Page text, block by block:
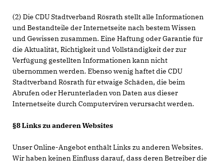
(2) Die CDU Stadtverband Rösrath stellt alle Informationen
und Bestandteile der Internetseite nach bestem Wissen
und Gewissen zusammen. Eine Haftung oder Garantie für
die Aktualität, Richtigkeit und Vollständigkeit der zur
Verfügung gestellten Informationen kann nicht
übernommen werden. Ebenso wenig haftet die CDU
Stadtverband Rösrath für etwaige Schäden, die beim
Abrufen oder Herunterladen von Daten aus dieser
Internetseite durch Computerviren verursacht werden.
§8 Links zu anderen Websites
Unser Online-Angebot enthält Links zu anderen Websites.
Wir haben keinen Einfluss darauf, dass deren Betreiber die